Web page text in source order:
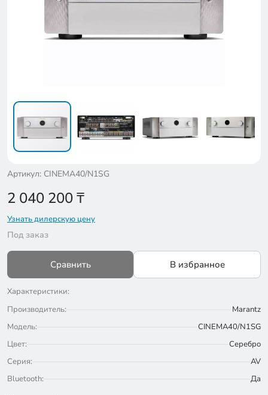
Артикул: CINEMA40/N1SG
2 040 200₸
Узнать дилерскую цену
Под заказ
Сравнить В избранное
Характеристики:
Производитель:
Marantz
Модель:
CINEMA40/N1SG
Цвет:
Серебро
Серия:
AV
Bluetooth:
Да